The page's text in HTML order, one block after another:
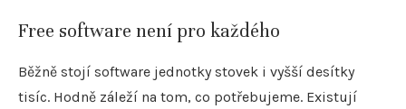
Free software není pro každého
Běžně stojí software jednotky stovek i vyšší desítky
tisíc. Hodně záleží na tom, co potřebujeme. Existují